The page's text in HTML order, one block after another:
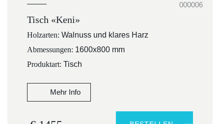
000006
Tisch «Keni»
Holzarten: Walnuss und klares Harz
Abmessungen: 1600x800 mm
Produktart: Tisch
Mehr Info